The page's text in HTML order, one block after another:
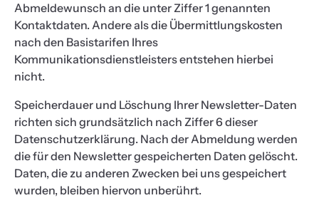
Abmeldewunsch an die unter Ziffer 1 genannten
Kontaktdaten. Andere als die Übermittlungskosten
nach den Basistarifen Ihres
Kommunikationsdienstleisters entstehen hierbei
nicht.
Speicherdauer und Löschung Ihrer Newsletter-Daten
richten sich grundsätzlich nach Ziffer 6 dieser
Datenschutzerklärung. Nach der Abmeldung werden
die für den Newsletter gespeicherten Daten gelöscht.
Daten, die zu anderen Zwecken bei uns gespeichert
wurden, bleiben hiervon unberührt.